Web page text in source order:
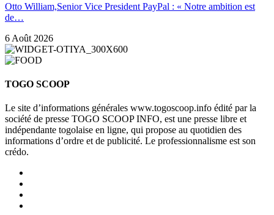
Otto William,Senior Vice President PayPal : « Notre ambition est
de…
6 Août 2026
TOGO SCOOP
Le site d’informations générales www.togoscoop.info édité par la
société de presse TOGO SCOOP INFO, est une presse libre et
indépendante togolaise en ligne, qui propose au quotidien des
informations d’ordre et de publicité. Le professionnalisme est son
crédo.